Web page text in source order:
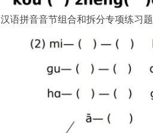
汉语拼音音节组合和拆分专项练习题